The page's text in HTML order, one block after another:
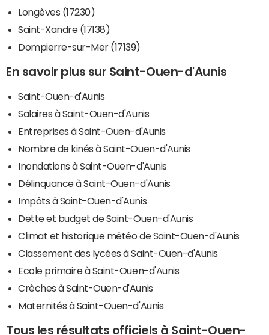
Longèves (17230)
Saint-Xandre (17138)
Dompierre-sur-Mer (17139)
En savoir plus sur Saint-Ouen-d'Aunis
Saint-Ouen-d'Aunis
Salaires à Saint-Ouen-d'Aunis
Entreprises à Saint-Ouen-d'Aunis
Nombre de kinés à Saint-Ouen-d'Aunis
Inondations à Saint-Ouen-d'Aunis
Délinquance à Saint-Ouen-d'Aunis
Impôts à Saint-Ouen-d'Aunis
Dette et budget de Saint-Ouen-d'Aunis
Climat et historique météo de Saint-Ouen-d'Aunis
Classement des lycées à Saint-Ouen-d'Aunis
Ecole primaire à Saint-Ouen-d'Aunis
Crèches à Saint-Ouen-d'Aunis
Maternités à Saint-Ouen-d'Aunis
Tous les résultats officiels à Saint-Ouen-